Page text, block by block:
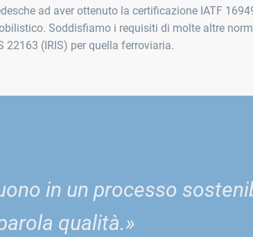
ad aver ottenuto la certificazione IATF
Soddisfiamo i requisiti di molte altre
22163 (IRIS) per quella ferroviaria.
in un processo
qualità.»